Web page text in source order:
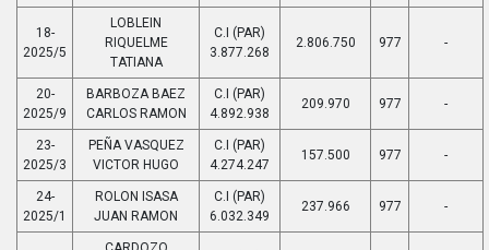
18-
2025/5
LOBLEIN
RIQUELME
TATIANA
C.I (PAR)
3.877.268
2.806.750 977 -
20-
2025/9
BARBOZA BAEZ
CARLOS RAMON
C.I (PAR)
4.892.938
209.970 977 -
23-
2025/3
PEÑA VASQUEZ
VICTOR HUGO
C.I (PAR)
4.274.247
157.500 977 -
24-
2025/1
ROLON ISASA
JUAN RAMON
C.I (PAR)
6.032.349
237.966 977 -